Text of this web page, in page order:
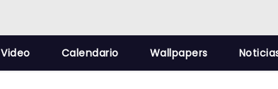
Video Calendario Wallpapers